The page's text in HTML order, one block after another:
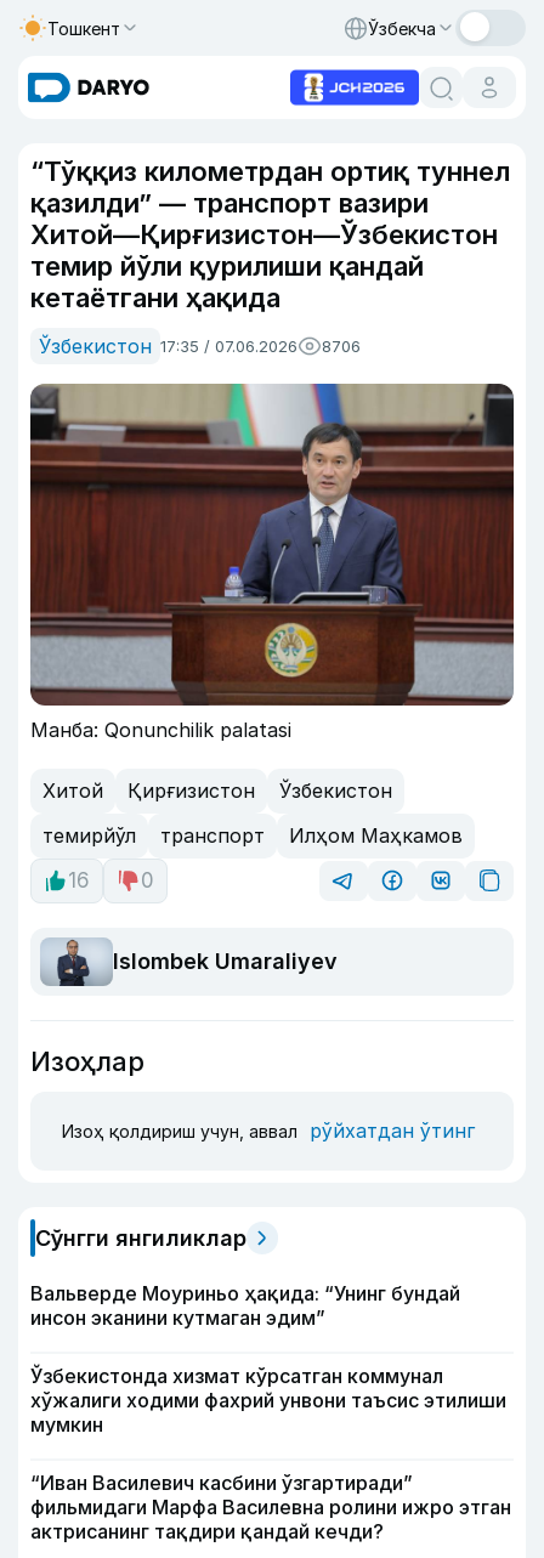
Тошкент Ўзбекча
“Тўққиз километрдан ортиқ туннел
қазилди” — транспорт вазири
Хитой—Қирғизистон—Ўзбекистон
темир йўли қурилиши қандай
кетаётгани ҳақида
Ўзбекистон 17:35 / 07.06.2026 8706
Манба: Qonunchilik palatasi
Хитой Қирғизистон
Ўзбекистон
темирйўл
транспорт
Илҳом Маҳкамов
16
0
Islombek Umaraliyev
Изоҳлар
Изоҳ қолдириш учун, аввал рўйхатдан ўтинг
Сўнгги янгиликлар
Вальверде Моуриньо ҳақида: “Унинг бундай
инсон эканини кутмаган эдим”
Ўзбекистонда хизмат кўрсатган коммунал
хўжалиги ходими фахрий унвони таъсис этилиши
мумкин
“Иван Василевич касбини ўзгартиради”
фильмидаги Марфа Василевна ролини ижро этган
актрисанинг тақдири қандай кечди?